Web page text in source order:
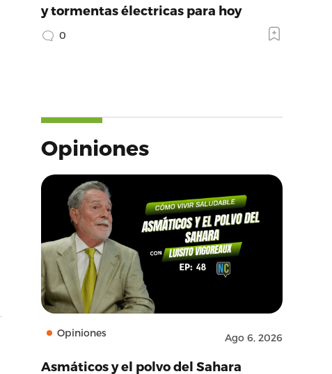
y tormentas électricas para hoy
0
Opiniones
Opiniones Ago 6, 2026
Asmáticos y el polvo del Sahara